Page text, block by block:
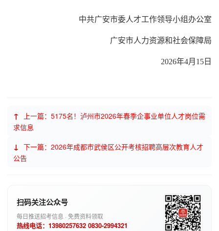
中共广安市委人才工作领导小组办公室
广安市人力资源和社会保障局
2026年4月 15 日
↑
上一篇：5175名！泸州市2026年春季企事业单位人才岗位需
求信息
↓ 下一篇：2026年成都市武侯区公开考核招聘高层次教育人才
公告
扫码关注公众号
每日推送招考信息 · 免费资料领取
热线电话：13980257632 0830-2994321